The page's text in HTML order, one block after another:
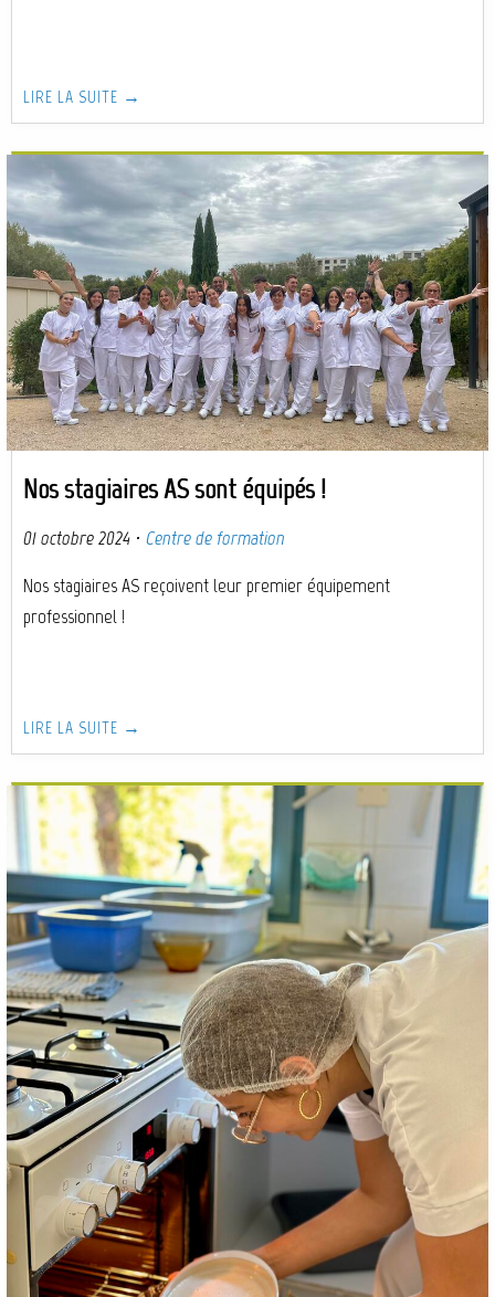
LIRE LA SUITE →
Nos stagiaires AS sont équipés !
01 octobre 2024 · Centre de formation
Nos stagiaires AS reçoivent leur premier équipement
professionnel !
LIRE LA SUITE →